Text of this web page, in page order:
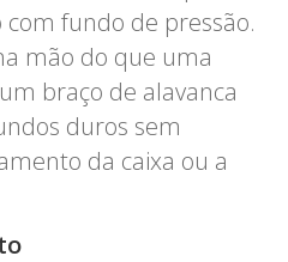
fundo de pressão.
mão do que uma
braço de alavanca
duros sem
da caixa ou a